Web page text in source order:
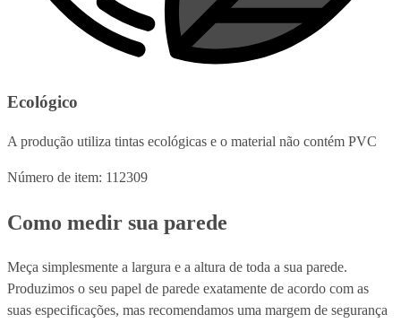
Ecológico
A produção utiliza tintas ecológicas e o material não contém PVC
Número de item: 112309
Como medir sua parede
Meça simplesmente a largura e a altura de toda a sua parede.
Produzimos o seu papel de parede exatamente de acordo com as
suas especificações, mas recomendamos uma margem de segurança